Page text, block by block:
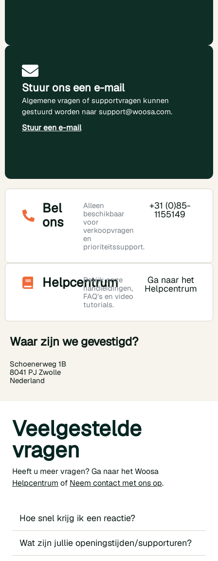
Stuur ons een e-mail
Algemene vragen of supportvragen kunnen
gestuurd worden naar support@woosa.com.
Stuur een e-mail
Bel
ons
Alleen
beschikbaar
voor
verkoopvragen
en
prioriteitssupport.
+31 (0)85-
1155149
Helpcentrum
Bekijk onze
handleidingen,
FAQ’s en video
tutorials.
Ga naar het
Helpcentrum
Waar zijn we gevestigd?
Schoenerweg 1B
8041 PJ Zwolle
Nederland
Veelgestelde
vragen
Heeft u meer vragen? Ga naar het Woosa
Helpcentrum of Neem contact met ons op.
Hoe snel krijg ik een reactie?
Wat zijn jullie openingstijden/supporturen?